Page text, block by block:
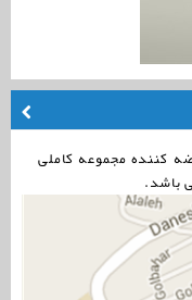
کننده مجموعه کاملی
باشد.